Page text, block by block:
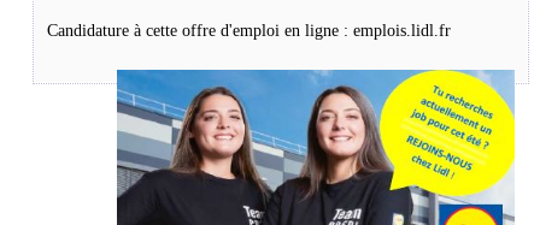
Candidature à cette offre d'emploi en ligne : emplois.lidl.fr